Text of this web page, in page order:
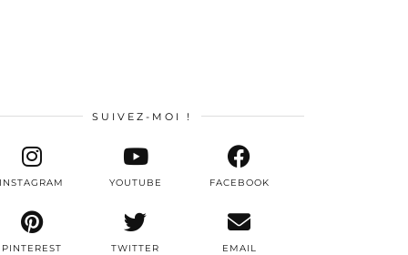
SUIVEZ-MOI !
TWITTER
INSTAGRAM FACEBOOK
PINTEREST
YOUTUBE
EMAIL